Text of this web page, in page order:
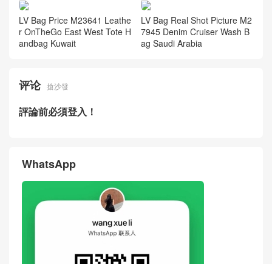
LV Bag Price M23641 Leathe
r OnTheGo East West Tote H
andbag Kuwait
LV Bag Real Shot Picture M2
7945 Denim Cruiser Wash B
ag Saudi Arabia
评论 搶沙發
評論前必須登入！
WhatsApp